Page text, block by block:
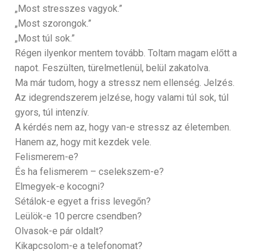
„Most stresszes vagyok.”
„Most szorongok.”
„Most túl sok.”
Régen ilyenkor mentem tovább. Toltam magam előtt a
napot. Feszülten, türelmetlenül, belül zakatolva.
Ma már tudom, hogy a stressz nem ellenség. Jelzés.
Az idegrendszerem jelzése, hogy valami túl sok, túl
gyors, túl intenzív.
A kérdés nem az, hogy van-e stressz az életemben.
Hanem az, hogy mit kezdek vele.
Felismerem-e?
És ha felismerem – cselekszem-e?
Elmegyek-e kocogni?
Sétálok-e egyet a friss levegőn?
Leülök-e 10 percre csendben?
Olvasok-e pár oldalt?
Kikapcsolom-e a telefonomat?